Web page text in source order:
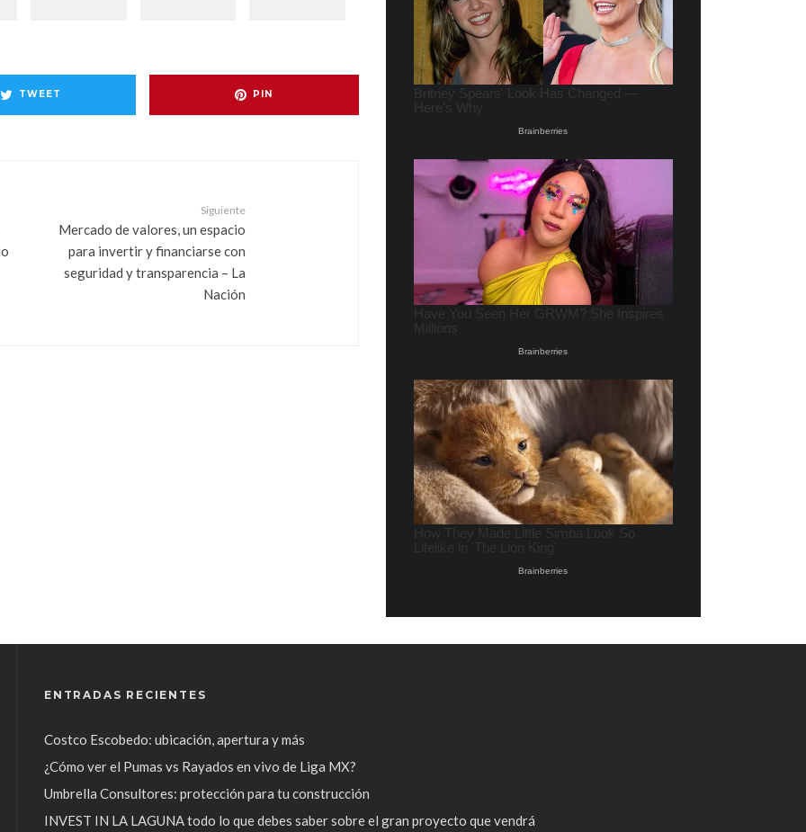
TWEET PIN
Siguiente
Mercado de valores, un espacio
para invertir y financiarse con
seguridad y transparencia – La
Nación
ENTRADAS RECIENTES
Costco Escobedo: ubicación, apertura y más
¿Cómo ver el Pumas vs Rayados en vivo de Liga MX?
Umbrella Consultores: protección para tu construcción
INVEST IN LA LAGUNA todo lo que debes saber sobre el gran proyecto que vendrá